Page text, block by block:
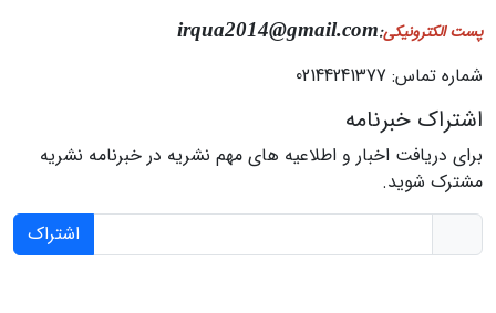
پست الکترونیکی:
irqua2014@gmail.com
شماره تماس: 02144241377
اشتراک خبرنامه
برای دریافت اخبار و اطلاعیه های مهم نشریه در خبرنامه نشریه
مشترک شوید.
اشتراک